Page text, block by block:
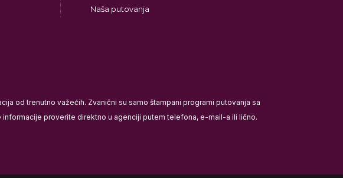
Naša putovanja
od trenutno važećih. Zvanični su samo štampani programi putovanja sa
proverite direktno u agenciji putem telefona, e-mail-a ili lično.